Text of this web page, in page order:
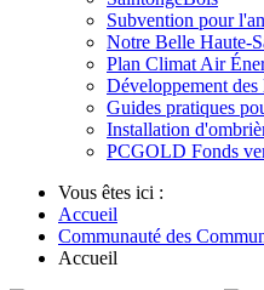
Subvention pour
Notre Belle Haute-
Plan Climat Air
Développement
Guides pratiques
Installation
PCGOLD Fonds
Vous êtes ici :
Accueil
Communauté des
Accueil